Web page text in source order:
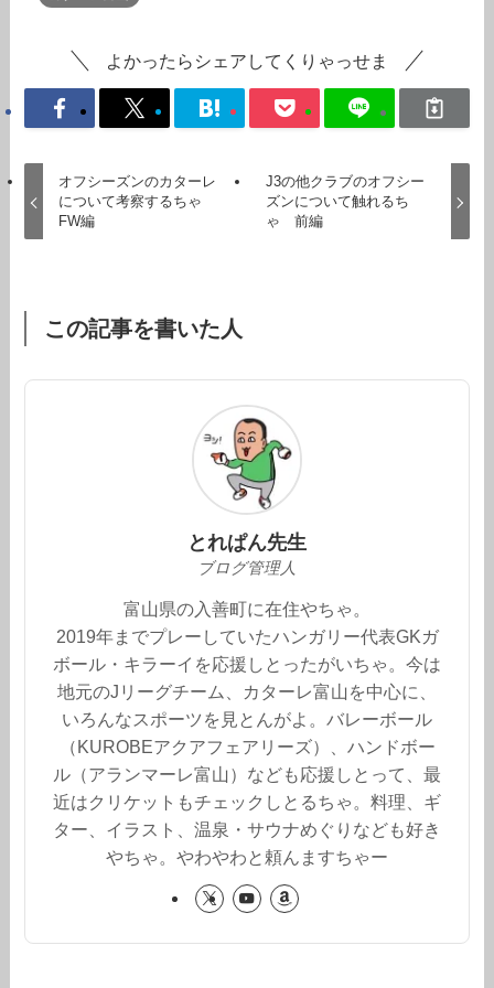
よかったらシェアしてくりゃっせま
オフシーズンのカターレ
について考察するちゃ
FW編
J3の他クラブのオフシー
ズンについて触れるち
ゃ 前編
この記事を書いた人
とれぱん先生
ブログ管理人
富山県の入善町に在住やちゃ。
2019年までプレーしていたハンガリー代表GKガ
ボール・キラーイを応援しとったがいちゃ。今は
地元のJリーグチーム、カターレ富山を中心に、
いろんなスポーツを見とんがよ。バレーボール
（KUROBEアクアフェアリーズ）、ハンドボー
ル（アランマーレ富山）なども応援しとって、最
近はクリケットもチェックしとるちゃ。料理、ギ
ター、イラスト、温泉・サウナめぐりなども好き
やちゃ。やわやわと頼んますちゃー